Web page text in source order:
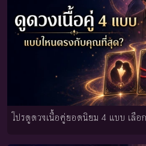
โปรดูดวงเนื้อคู่ยอดนิยม 4 แบบ เลือก